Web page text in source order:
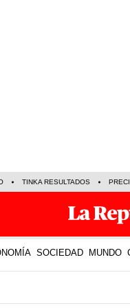
TINKA RESULTADOS
SOCIEDAD MUNDO